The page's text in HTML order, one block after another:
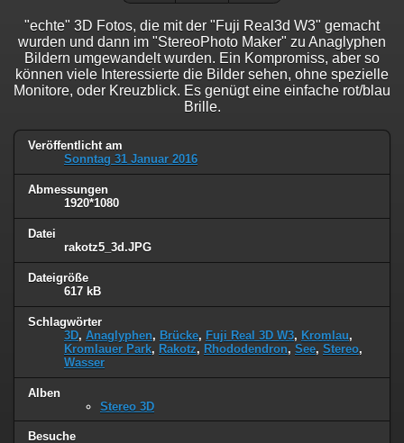
"echte" 3D Fotos, die mit der "Fuji Real3d W3" gemacht
wurden und dann im "StereoPhoto Maker" zu Anaglyphen
Bildern umgewandelt wurden. Ein Kompromiss, aber so
können viele Interessierte die Bilder sehen, ohne spezielle
Monitore, oder Kreuzblick. Es genügt eine einfache rot/blau
Brille.
Veröffentlicht am
Sonntag 31 Januar 2016
Abmessungen
1920*1080
Datei
rakotz5_3d.JPG
Dateigröße
617 kB
Schlagwörter
3D, Anaglyphen, Brücke, Fuji Real 3D W3, Kromlau,
Kromlauer Park, Rakotz, Rhododendron, See, Stereo,
Wasser
Alben
Stereo 3D
Besuche